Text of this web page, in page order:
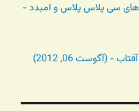
سی پلاس پلاس و امبدد -
- (آگوست 06, 2012)